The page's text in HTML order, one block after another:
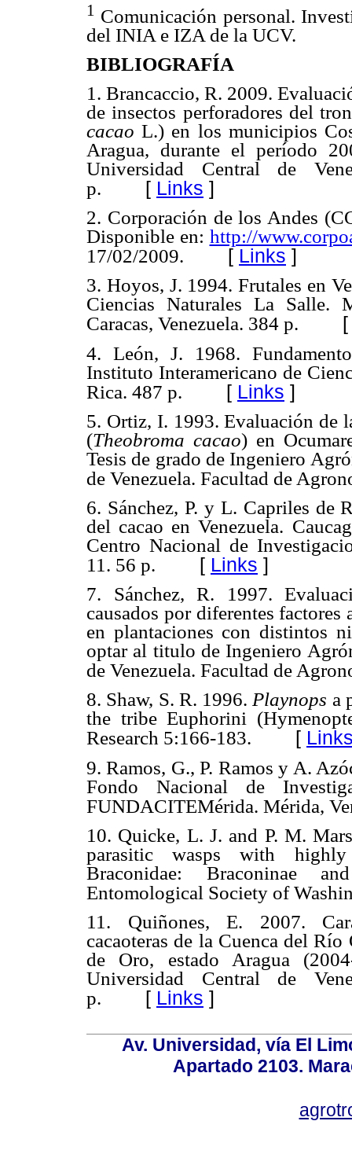
1 Comunicación personal.
del INIA e IZA de la UCV.
BIBLIOGRAFÍA
1. Brancaccio, R. 2009.
de insectos perforadores del
cacao L.) en los municipios
Aragua, durante el período
Universidad Central de
p. [ Links ]
2. Corporación de los Andes
Disponible en: http://
17/02/2009. [ Links ]
3. Hoyos, J. 1994. Frutales en
Ciencias Naturales La Salle.
Caracas, Venezuela. 384 p.
4. León, J. 1968.
Instituto Interamericano de
Rica. 487 p. [ Links ]
5. Ortiz, I. 1993. Evaluación de
(Theobroma cacao) en
Tesis de grado de Ingeniero
de Venezuela. Facultad de
6. Sánchez, P. y L. Capriles de
del cacao en Venezuela.
Centro Nacional de
11. 56 p. [ Links ]
7. Sánchez, R. 1997.
causados por diferentes
en plantaciones con distintos
optar al titulo de Ingeniero
de Venezuela. Facultad de
8. Shaw, S. R. 1996. Playnops a
the tribe Euphorini
Research 5:166-183. [
9. Ramos, G., P. Ramos y A.
Fondo Nacional de
FUNDACITEMérida. Mérida,
10. Quicke, L. J. and P. M.
parasitic wasps with highly
Braconidae: Braconinae
Entomological Society of
11. Quiñones, E. 2007.
cacaoteras de la Cuenca del
de Oro, estado Aragua
Universidad Central de
p. [ Links ]
Av. Universidad, vía El
Apartado 2103.